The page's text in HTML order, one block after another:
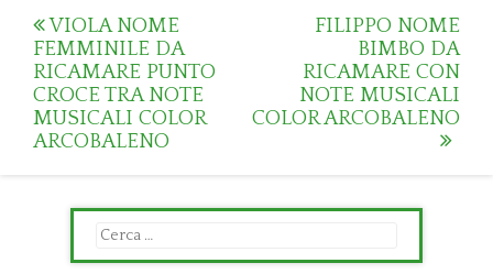
Post
navigation
VIOLA NOME
FEMMINILE DA
RICAMARE PUNTO
CROCE TRA NOTE
MUSICALI COLOR
ARCOBALENO
FILIPPO NOME
BIMBO DA
RICAMARE CON
NOTE MUSICALI
COLOR ARCOBALENO
Ricerca
per: